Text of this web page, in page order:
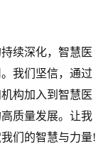
续深化，智慧医
我们坚信，通过
构加入到智慧医
质量发展。让我
们的智慧与力量!